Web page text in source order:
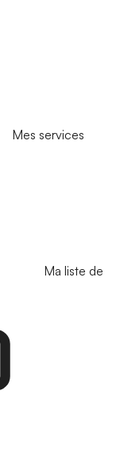
Mes services
Ma liste de